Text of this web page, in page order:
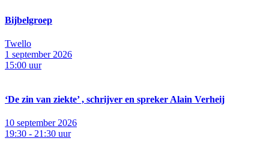
Bijbelgroep
Twello
1 september 2026
15:00 uur
‘De zin van ziekte’ , schrijver en spreker Alain Verheij
10 september 2026
19:30 - 21:30 uur